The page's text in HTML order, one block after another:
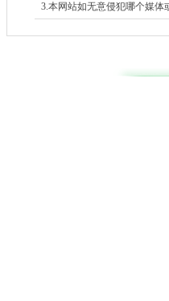
3.本网站如无意侵犯哪个媒体